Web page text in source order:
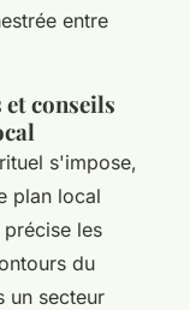
entre
conseils
s'impose,
plan local
les
du
un secteur